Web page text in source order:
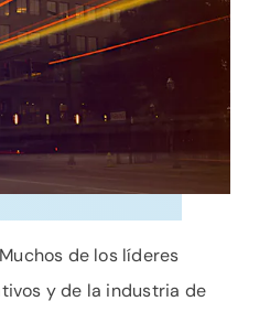
de los líderes
y de la industria de